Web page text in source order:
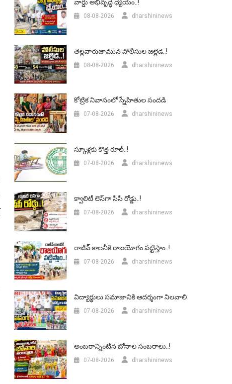
వార్డు అభివృద్ధే ధ్యేయం..!
08-08-2026 dharshininews
తెల్లవారుజామున పోలీసుల జల్లెడ..!
08-08-2026 dharshininews
కోట్రిక నివాసంలో స్నేహితుల సందడి
07-08-2026 dharshininews
స్కూళ్లకు కొత్త రూల్..!
07-08-2026 dharshininews
క్వాలిటీ లెస్‌గా సీసీ రోడ్డు..!
07-08-2026 dharshininews
రాజీవ్ కాలనీకి రాజయోగం పట్టిస్తాం..!
07-08-2026 dharshininews
విద్యార్థులు సమాజానికి ఆదర్శంగా నిలవాలి
07-08-2026 dharshininews
అంబరాన్నింటిన బోనాల సంబరాలు..!
07-08-2026 dharshininews